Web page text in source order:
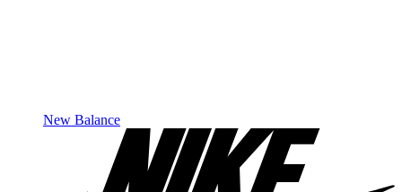
New Balance